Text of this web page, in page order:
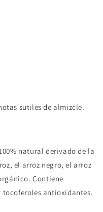
sutiles de almizcle.
natural derivado de la
el arroz negro, el arroz
Contiene
antioxidantes.